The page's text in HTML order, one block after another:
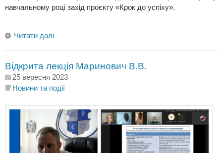
навчальному році захід проєкту «Крок до успіху».
Читати далі
Відкрита лекція Маринович В.В.
25 вересня 2023
Новини та події